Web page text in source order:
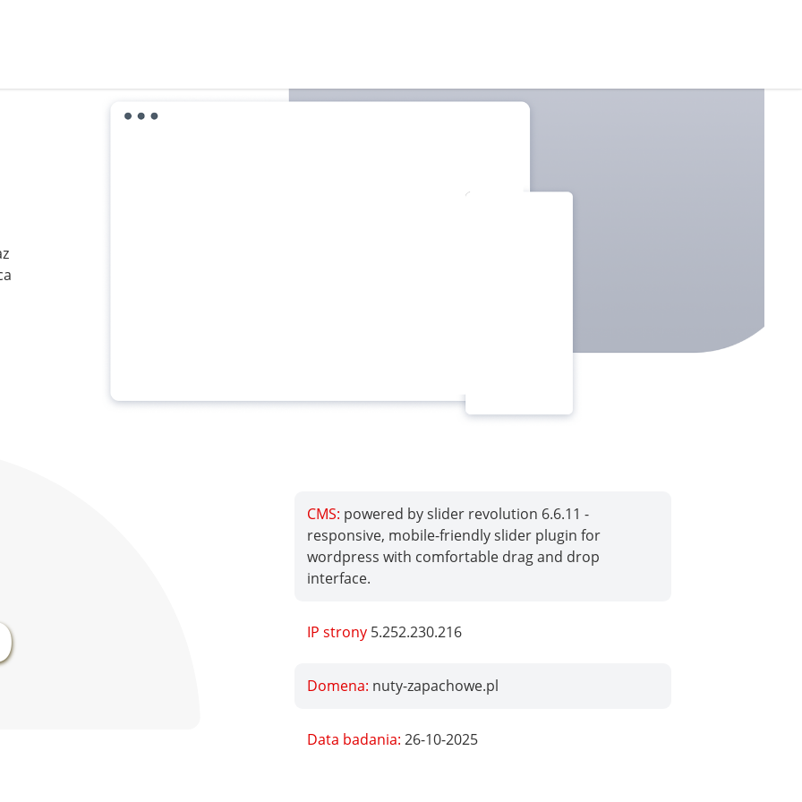
CMS: powered by slider revolution 6.6.11 -
responsive, mobile-friendly slider plugin for
wordpress with comfortable drag and drop
interface.
IP strony 5.252.230.216
Domena: nuty-zapachowe.pl
Data badania: 26-10-2025